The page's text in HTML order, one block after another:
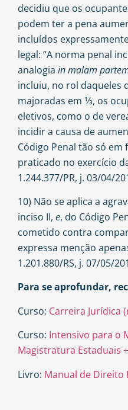
decidiu que os
podem ter a pena
incluídos
legal: “A norma penal
analogia in malam
incluiu, no rol daqueles
majoradas em 1⁄3, os
eletivos, como o de
incidir a causa de
Código Penal tão só
praticado no exercício
1.244.377/PR, j. 03/04/
10) Não se aplica a
inciso II, e, do Código
cometido contra
expressa menção
1.201.880/RS, j. 07/05/
Para se aprofundar,
Curso: Carreira Jurídica
Curso: Intensivo para o
Magistratura Estaduais
Livro: Manual de Direito